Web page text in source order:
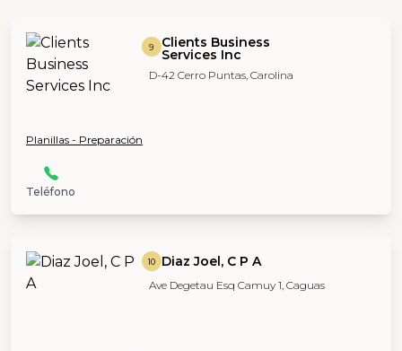
9 Clients Business
Services Inc
D-42 Cerro Puntas, Carolina
Planillas - Preparación
Teléfono
10 Diaz Joel, C P A
Ave Degetau Esq Camuy 1, Caguas